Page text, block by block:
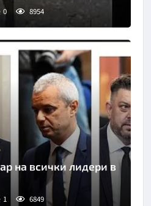
0 8954
на всички лидери в
1 6849